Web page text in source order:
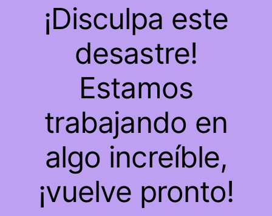
¡Disculpa este
desastre!
Estamos
trabajando en
algo increíble,
¡vuelve pronto!